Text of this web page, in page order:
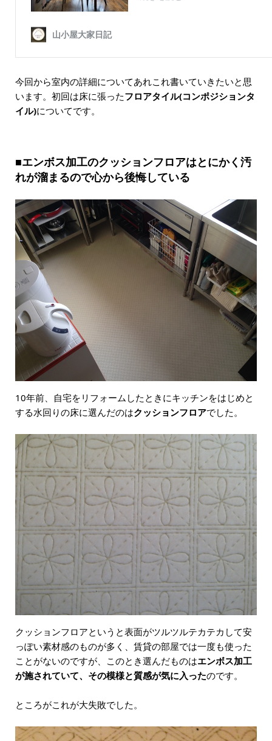
今回から室内の詳細についてあれこれ書いていきたいと思
います。初回は床に張ったフロアタイル(コンポジションタ
イル)についてです。
■エンボス加工のクッションフロアはとにかく汚
れが溜まるので心から後悔している
10年前、自宅をリフォームしたときにキッチンをはじめと
する水回りの床に選んだのはクッションフロアでした。
クッションフロアというと表面がツルツルテカテカして安
っぽい素材感のものが多く、賃貸の部屋では一度も使った
ことがないのですが、このとき選んだものはエンボス加工
が施されていて、その模様と質感が気に入ったのです。
ところがこれが大失敗でした。